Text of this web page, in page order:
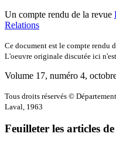
Un compte rendu de la revue
Relations
Ce document est le compte rendu
L'oeuvre originale discutée ici
Volume 17, numéro 4,
Tous droits réservés ©
Laval, 1963
Feuilleter les articles